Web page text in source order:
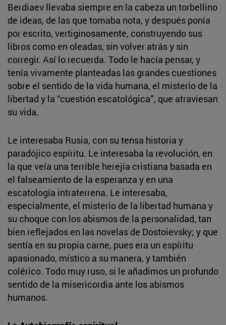
Berdiaev llevaba siempre en la cabeza un torbellino
de ideas, de las que tomaba nota, y después ponía
por escrito, vertiginosamente, construyendo sus
libros como en oleadas, sin volver atrás y sin
corregir. Así lo recuerda. Todo le hacía pensar, y
tenía vivamente planteadas las grandes cuestiones
sobre el sentido de la vida humana, el misterio de la
libertad y la “cuestión escatológica”, que atraviesan
su vida.
Le interesaba Rusia, con su tensa historia y
paradójico espíritu. Le interesaba la revolución, en
la que veía una terrible herejía cristiana basada en
el falseamiento de la esperanza y en una
escatología intraterrena. Le interesaba,
especialmente, el misterio de la libertad humana y
su choque con los abismos de la personalidad, tan
bien reflejados en las novelas de Dostoievsky; y que
sentía en su propia carne, pues era un espíritu
apasionado, místico a su manera, y también
colérico. Todo muy ruso, si le añadimos un profundo
sentido de la misericordia ante los abismos
humanos.